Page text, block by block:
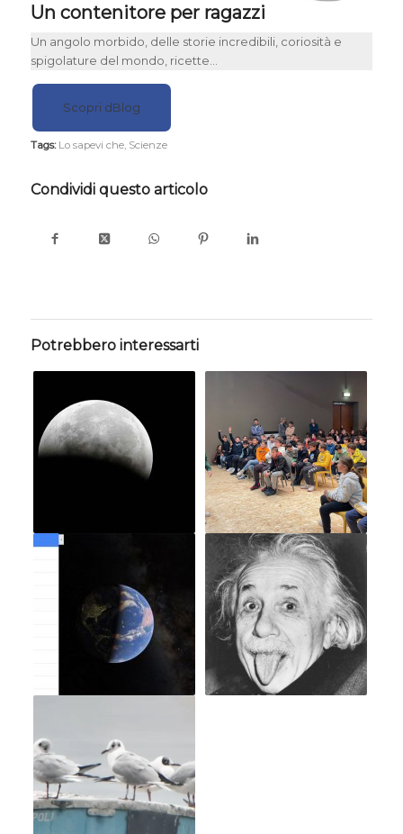
Un contenitore per ragazzi
Un angolo morbido, delle storie incredibili, coriosità e
spigolature del mondo, ricette…
Scopri dBlog
Tags: Lo sapevi che, Scienze
Condividi questo articolo
Potrebbero interessarti